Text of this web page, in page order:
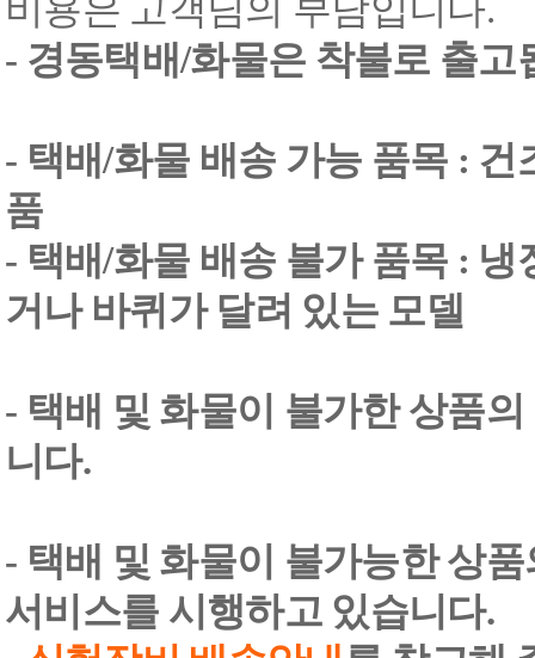
비용은 고객님의 부담입니다.
- 경동택배/화물은 착불로 출고
- 택배/화물 배송 가능 품목 :
품
- 택배/화물 배송 불가 품목 :
거나 바퀴가 달려 있는 모델
- 택배 및 화물이 불가한 상품
니다.
- 택배 및 화물이 불가능한 상
서비스를 시행하고 있습니다.